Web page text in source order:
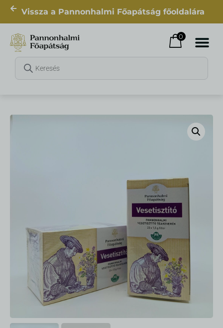
Vissza a Pannonhalmi Főapátság főoldalára
0
Pannonhalmi Szemle 2025 XXXIII/3
1.667
+ HOZZÁAD